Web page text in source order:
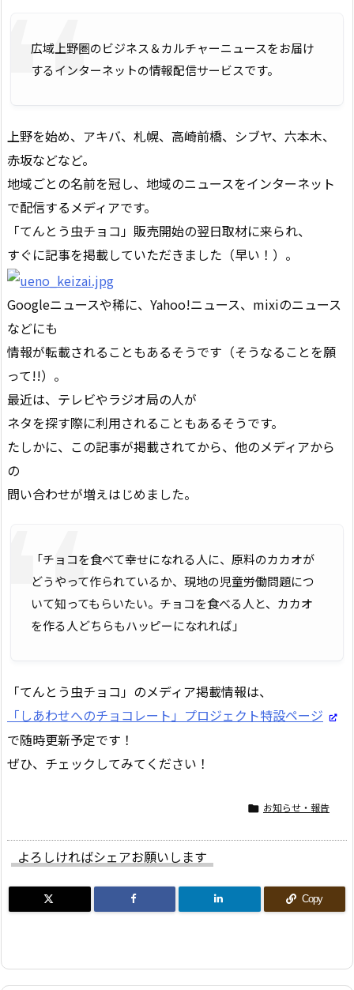
広域上野圏のビジネス＆カルチャーニュースをお届け
するインターネットの情報配信サービスです。
上野を始め、アキバ、札幌、高崎前橋、シブヤ、六本木、
赤坂などなど。
地域ごとの名前を冠し、地域のニュースをインターネット
で配信するメディアです。
「てんとう虫チョコ」販売開始の翌日取材に来られ、
すぐに記事を掲載していただきました（早い！）。
Googleニュースや稀に、Yahoo!ニュース、mixiのニュース
などにも
情報が転載されることもあるそうです（そうなることを願
って!!）。
最近は、テレビやラジオ局の人が
ネタを探す際に利用されることもあるそうです。
たしかに、この記事が掲載されてから、他のメディアから
の
問い合わせが増えはじめました。
「チョコを食べて幸せになれる人に、原料のカカオが
どうやって作られているか、現地の児童労働問題につ
いて知ってもらいたい。チョコを食べる人と、カカオ
を作る人どちらもハッピーになれれば」
「てんとう虫チョコ」のメディア掲載情報は、
「しあわせへのチョコレート」プロジェクト特設ページ
で随時更新予定です！
ぜひ、チェックしてみてください！
 お知らせ・報告
よろしければシェアお願いします
Copy